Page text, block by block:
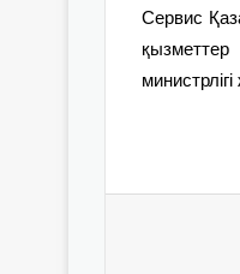
Сервис
қызметтер